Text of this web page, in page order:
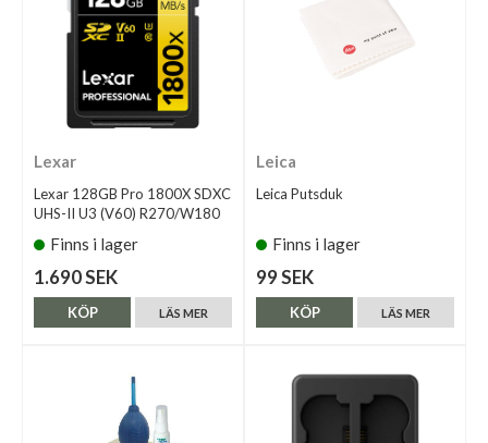
Lexar
Lexar 128GB Pro 1800X SDXC
UHS-II U3 (V60) R270/W180
Finns i lager
1.690 SEK
LÄS MER
KÖP
Leica
Leica Putsduk
Finns i lager
99 SEK
LÄS MER
KÖP